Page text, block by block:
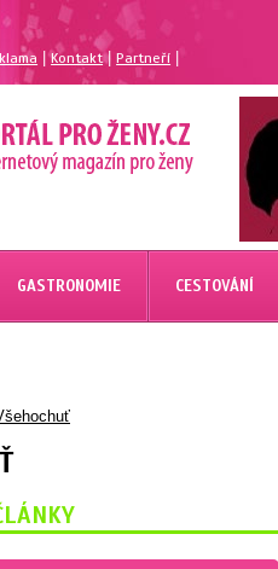
Kontakt| Partneří
GASTRONOMIE CESTOVÁNÍ